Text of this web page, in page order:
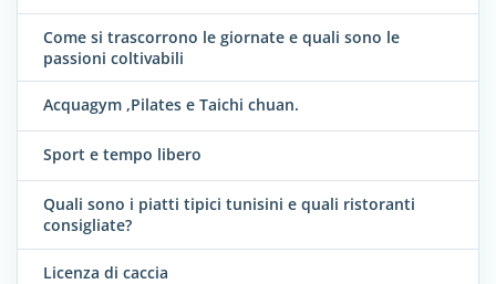
Come si trascorrono le giornate e quali sono le
passioni coltivabili
Acquagym ,Pilates e Taichi chuan.
Sport e tempo libero
Quali sono i piatti tipici tunisini e quali ristoranti
consigliate?
Licenza di caccia